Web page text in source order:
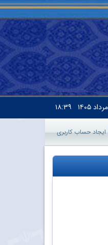
۱۸:۳۹
ایجاد حساب کاربری